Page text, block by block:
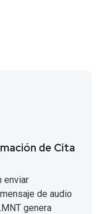
de Cita
enviar
de audio
genera